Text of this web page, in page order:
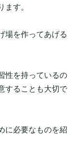
ます。
場を作ってあげる
性を持っているの
することも大切で
に必要なものを紹